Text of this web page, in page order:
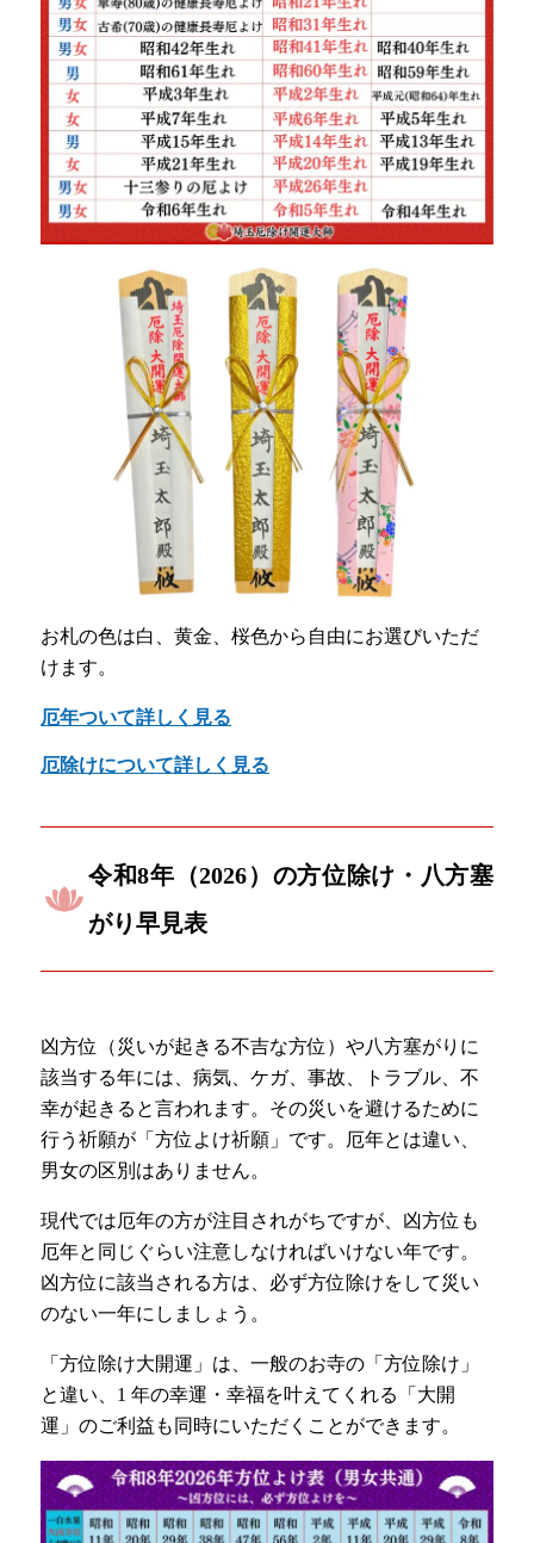
お札の色は白、黄金、桜色から自由にお選びいただ
けます。
厄年ついて詳しく見る
厄除けについて詳しく見る
令和8年（2026）の方位除け・八方塞
がり早見表
凶方位（災いが起きる不吉な方位）や八方塞がりに
該当する年には、病気、ケガ、事故、トラブル、不
幸が起きると言われます。その災いを避けるために
行う祈願が「方位よけ祈願」です。厄年とは違い、
男女の区別はありません。
現代では厄年の方が注目されがちですが、凶方位も
厄年と同じぐらい注意しなければいけない年です。
凶方位に該当される方は、必ず方位除けをして災い
のない一年にしましょう。
「方位除け大開運」は、一般のお寺の「方位除け」
と違い、1 年の幸運・幸福を叶えてくれる「大開
運」のご利益も同時にいただくことができます。